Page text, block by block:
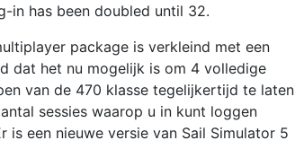
in has been doubled until 32.
package is verkleind met een
dat het nu mogelijk is om 4 volledige
van de 470 klasse tegelijkertijd te laten
sessies waarop u in kunt loggen
is een nieuwe versie van Sail Simulator 5